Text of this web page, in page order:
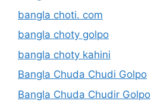
bangla choti. com
bangla choty golpo
bangla choty kahini
Bangla Chuda Chudi Golpo
Bangla Chuda Chudir Golpo